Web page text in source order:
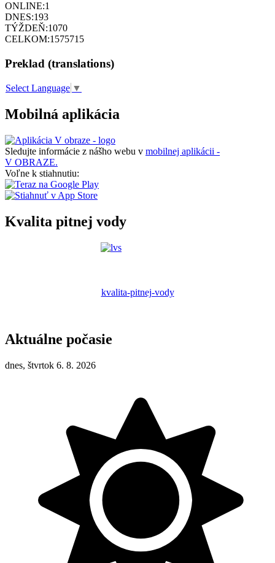
ONLINE:1
DNES:193
TÝŽDEŇ:1070
CELKOM:1575715
Preklad (translations)
Select Language ▼
Mobilná aplikácia
Sledujte informácie z nášho webu v mobilnej aplikácii -
V OBRAZE.
Voľne k stiahnutiu:
Kvalita pitnej vody
kvalita-pitnej-vody
Aktuálne počasie
dnes, štvrtok 6. 8. 2026